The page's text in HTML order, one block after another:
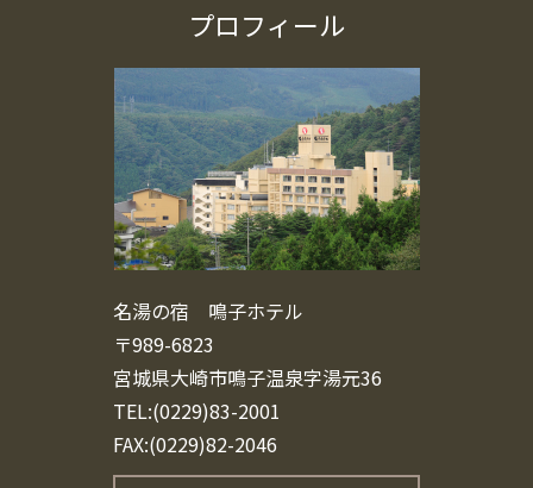
プロフィール
名湯の宿 鳴子ホテル
〒989-6823
宮城県大崎市鳴子温泉字湯元36
TEL:(0229)83-2001
FAX:(0229)82-2046